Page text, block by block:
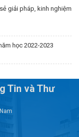
giải pháp, kinh nghiệm
học 2022-2023
Tin và Thư